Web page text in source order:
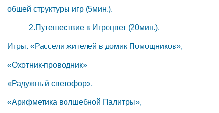
общей структуры игр (5мин.).
2.Путешествие в Игроцвет (20мин.).
Игры: «Рассели жителей в домик Помощников»,
«Охотник-проводник»,
«Радужный светофор»,
«Арифметика волшебной Палитры»,